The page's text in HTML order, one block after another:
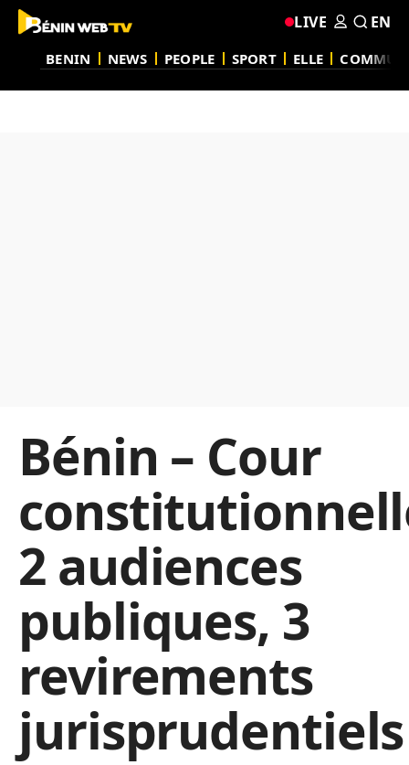
BENIN NEWS PEOPLE SPORT ELLE
LIVE EN
Bénin – Cour
2 audiences
publiques, 3
revirements
jurisprudentiels